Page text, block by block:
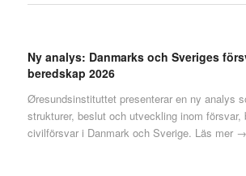
Ny analys: Danmarks och Sveriges
beredskap 2026
Øresundsinstituttet presenterar en ny analys
strukturer, beslut och utveckling inom försvar,
civilförsvar i Danmark och Sverige. Läs mer →